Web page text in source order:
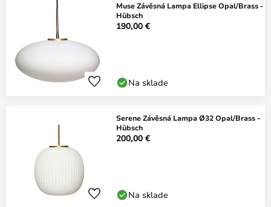
Muse Závěsná Lampa Ellipse Opal/Brass -
Hübsch
190,00 €
Na sklade
Serene Závěsná Lampa Ø32 Opal/Brass -
Hübsch
200,00 €
Na sklade